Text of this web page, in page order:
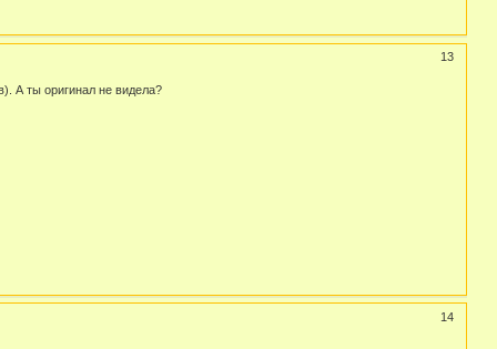
13
А ты оригинал не видела?
14